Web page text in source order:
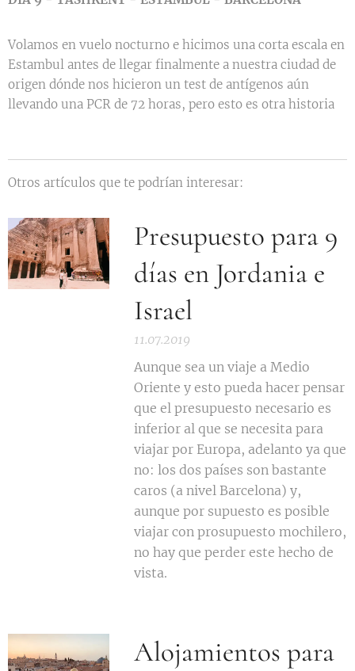
Volamos en vuelo nocturno e hicimos una corta escala en
Estambul antes de llegar finalmente a nuestra ciudad de
origen dónde nos hicieron un test de antígenos aún
llevando una PCR de 72 horas, pero esto es otra historia
Otros artículos que te podrían interesar:
Presupuesto para 9
días en Jordania e
Israel
11.07.2019
Aunque sea un viaje a Medio
Oriente y esto pueda hacer pensar
que el presupuesto necesario es
inferior al que se necesita para
viajar por Europa, adelanto ya que
no: los dos países son bastante
caros (a nivel Barcelona) y,
aunque por supuesto es posible
viajar con prosupuesto mochilero,
no hay que perder este hecho de
vista.
Alojamientos para